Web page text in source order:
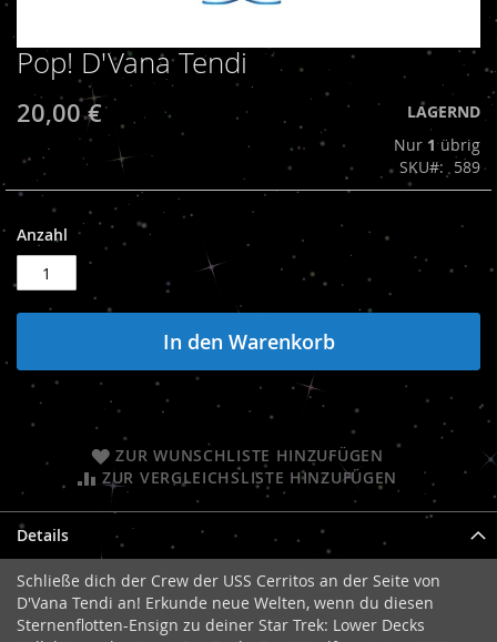
Zum
Anfang
der
Bildergalerie
springen
Pop! D'Vana Tendi
20,00 €
LAGERND
Nur 1übrig
SKU
589
Anzahl
In den Warenkorb
ZUR WUNSCHLISTE HINZUFÜGEN
ZUR VERGLEICHSLISTE HINZUFÜGEN
Details
Schließe dich der Crew der USS Cerritos an der Seite von
D'Vana Tendi an! Erkunde neue Welten, wenn du diesen
Sternenflotten-Ensign zu deiner Star Trek: Lower Decks